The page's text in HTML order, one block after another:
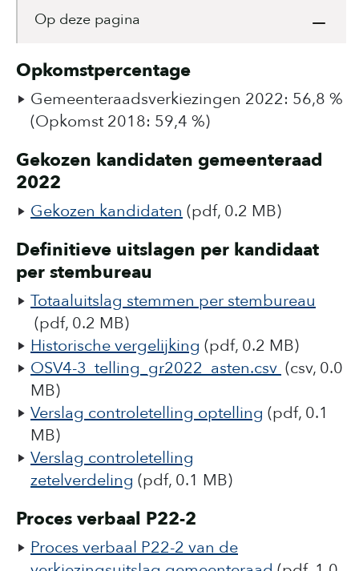
Opkomstpercentage
Gemeenteraadsverkiezingen 2022: 56,8 %
(Opkomst 2018: 59,4 %)
Gekozen kandidaten gemeenteraad
2022
Gekozen kandidaten (pdf, 0.2 MB)
Definitieve uitslagen per kandidaat
per stembureau
Totaaluitslag stemmen per stembureau
(pdf, 0.2 MB)
Historische vergelijking (pdf, 0.2 MB)
OSV4-3_telling_gr2022_asten.csv (csv, 0.0
MB)
Verslag controletelling optelling (pdf, 0.1
MB)
Verslag controletelling
zetelverdeling (pdf, 0.1 MB)
Proces verbaal P22-2
Proces verbaal P22-2 van de
Op deze pagina